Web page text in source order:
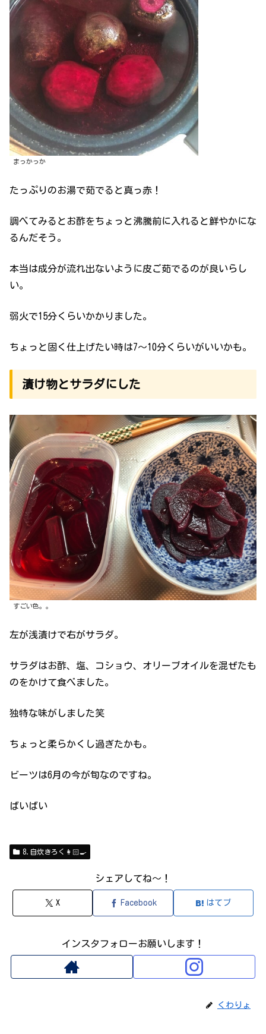
まっかっか
たっぷりのお湯で茹でると真っ赤！
調べてみるとお酢をちょっと沸騰前に入れると鮮やかにな
るんだそう。
本当は成分が流れ出ないように皮ご茹でるのが良いらし
い。
弱火で15分くらいかかりました。
ちょっと固く仕上げたい時は7～10分くらいがいいかも。
漬け物とサラダにした
すごい色。。
左が浅漬けで右がサラダ。
サラダはお酢、塩、コショウ、オリーブオイルを混ぜたも
のをかけて食べました。
独特な味がしました笑
ちょっと柔らかくし過ぎたかも。
ビーツは6月の今が旬なのですね。
ばいばい
8.自炊きろく👩🏻‍🍳
シェアしてね～！
X Facebook はてブ
インスタフォローお願いします！
くわりょ